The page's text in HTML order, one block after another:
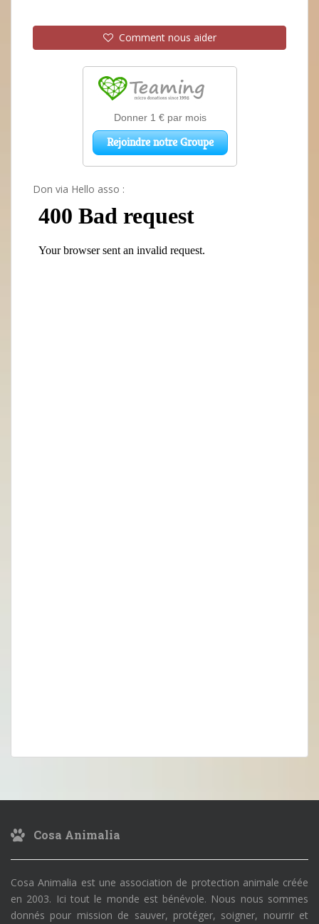
Comment nous aider
Don via Hello asso :
Cosa Animalia
Cosa Animalia est une association de protection animale créée
en 2003. Ici tout le monde est bénévole. Nous nous sommes
donnés pour mission de sauver, protéger, soigner, nourrir et